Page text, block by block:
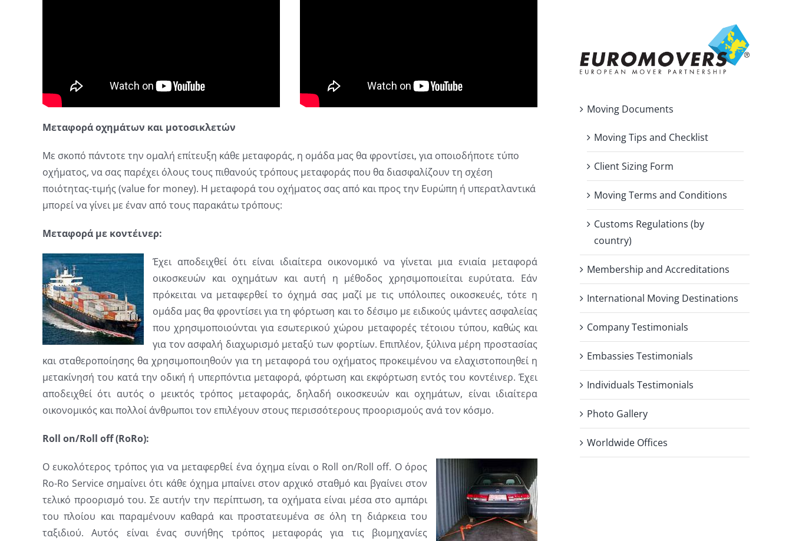
Μεταφορά οχημάτων και μοτοσικλετών
Με σκοπό πάντοτε την ομαλή επίτευξη κάθε μεταφοράς, η ομάδα μας θα φροντίσει, για οποιοδήποτε τύπο
οχήματος, να σας παρέχει όλους τους πιθανούς τρόπους μεταφοράς που θα διασφαλίζουν τη σχέση
ποιότητας-τιμής (value for money). Η μεταφορά του οχήματος σας από και προς την Ευρώπη ή υπερατλαντικά
μπορεί να γίνει με έναν από τους παρακάτω τρόπους:
Μεταφορά με κοντέινερ:
Έχει αποδειχθεί ότι είναι ιδιαίτερα οικονομικό να γίνεται μια ενιαία μεταφορά
οικοσκευών και οχημάτων και αυτή η μέθοδος χρησιμοποιείται ευρύτατα. Εάν
πρόκειται να μεταφερθεί το όχημά σας μαζί με τις υπόλοιπες οικοσκευές, τότε η
ομάδα μας θα φροντίσει για τη φόρτωση και το δέσιμο με ειδικούς ιμάντες ασφαλείας
που χρησιμοποιούνται για εσωτερικού χώρου μεταφορές τέτοιου τύπου, καθώς και
για τον ασφαλή διαχωρισμό μεταξύ των φορτίων. Επιπλέον, ξύλινα μέρη προστασίας
και σταθεροποίησης θα χρησιμοποιηθούν για τη μεταφορά του οχήματος προκειμένου να ελαχιστοποιηθεί η
μετακίνησή του κατά την οδική ή υπερπόντια μεταφορά, φόρτωση και εκφόρτωση εντός του κοντέινερ. Έχει
αποδειχθεί ότι αυτός ο μεικτός τρόπος μεταφοράς, δηλαδή οικοσκευών και οχημάτων, είναι ιδιαίτερα
οικονομικός και πολλοί άνθρωποι τον επιλέγουν στους περισσότερους προορισμούς ανά τον κόσμο.
Roll on/Roll off (RoRo):
Ο ευκολότερος τρόπος για να μεταφερθεί ένα όχημα είναι ο Roll on/Roll off. Ο όρος
Ro-Ro Service σημαίνει ότι κάθε όχημα μπαίνει στον αρχικό σταθμό και βγαίνει στον
τελικό προορισμό του. Σε αυτήν την περίπτωση, τα οχήματα είναι μέσα στο αμπάρι
του πλοίου και παραμένουν καθαρά και προστατευμένα σε όλη τη διάρκεια του
ταξιδιού. Αυτός είναι ένας συνήθης τρόπος μεταφοράς για τις βιομηχανίες
Moving Documents
Moving Tips and Checklist
Client Sizing Form
Moving Terms and Conditions
Customs Regulations (by
country)
Membership and Accreditations
International Moving Destinations
Company Testimonials
Embassies Testimonials
Individuals Testimonials
Photo Gallery
Worldwide Offices